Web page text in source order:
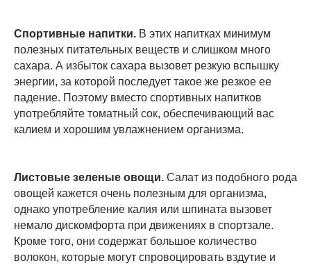
Спортивные напитки. В этих напитках минимум
полезных питательных веществ и слишком много
сахара. А избыток сахара вызовет резкую вспышку
энергии, за которой последует такое же резкое ее
падение. Поэтому вместо спортивных напитков
употребляйте томатный сок, обеспечивающий вас
калием и хорошим увлажнением организма.
Листовые зеленые овощи. Салат из подобного рода
овощей кажется очень полезным для организма,
однако употребление калия или шпината вызовет
немало дискомфорта при движениях в спортзале.
Кроме того, они содержат большое количество
волокон, которые могут спровоцировать вздутие и